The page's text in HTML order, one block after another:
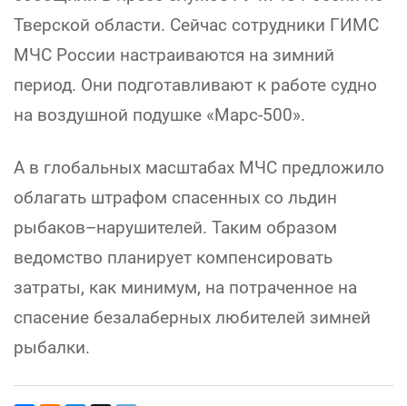
Тверской области. Сейчас сотрудники ГИМС
МЧС России настраиваются на зимний
период. Они подготавливают к работе судно
на воздушной подушке «Марс-500».
А в глобальных масштабах МЧС предложило
облагать штрафом спасенных со льдин
рыбаков–нарушителей. Таким образом
ведомство планирует компенсировать
затраты, как минимум, на потраченное на
спасение безалаберных любителей зимней
рыбалки.